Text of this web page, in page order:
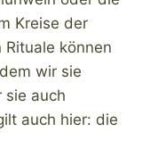
Kreise der
können
wir sie
sie auch
auch hier: die